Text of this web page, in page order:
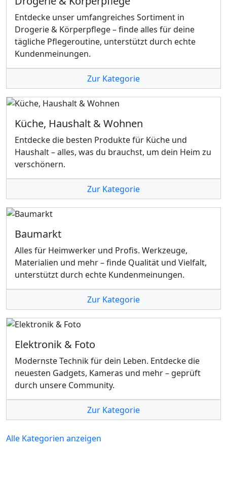
Entdecke unser umfangreiches Sortiment in
Drogerie & Körperpflege – finde alles für deine
tägliche Pflegeroutine, unterstützt durch echte
Kundenmeinungen.
Zur Kategorie
Küche, Haushalt & Wohnen
Entdecke die besten Produkte für Küche und
Haushalt – alles, was du brauchst, um dein Heim zu
verschönern.
Zur Kategorie
Baumarkt
Alles für Heimwerker und Profis. Werkzeuge,
Materialien und mehr – finde Qualität und Vielfalt,
unterstützt durch echte Kundenmeinungen.
Zur Kategorie
Elektronik & Foto
Modernste Technik für dein Leben. Entdecke die
neuesten Gadgets, Kameras und mehr – geprüft
durch unsere Community.
Zur Kategorie
Alle Kategorien anzeigen